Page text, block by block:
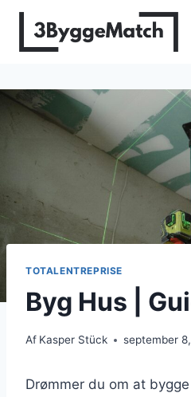
Fortsæt
indhold
TOTALENTREPRISE
Byg Hus |
Af Kasper Stück september
Drømmer du om at